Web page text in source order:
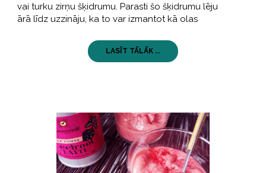
vai turku zirņu šķidrumu. Parasti šo šķidrumu lēju
ārā līdz uzzināju, ka to var izmantot kā olas
LASĪT TĀLĀK ...